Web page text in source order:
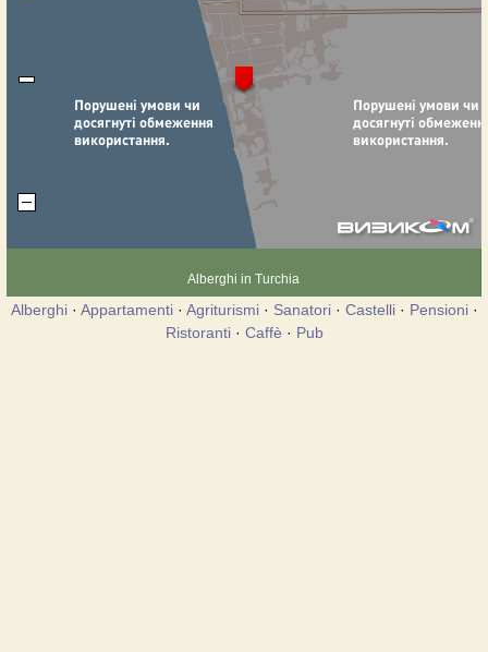
Alberghi in Turchia
Alberghi· Appartamenti· Agriturismi· Sanatori· Castelli· Pensioni·
Ristoranti· Caffè · Pub